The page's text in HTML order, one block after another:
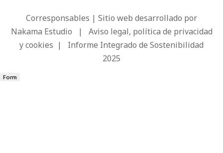
Corresponsables | Sitio web desarrollado por
Nakama Estudio | Aviso legal, política de privacidad
y cookies | Informe Integrado de Sostenibilidad
2025
Form